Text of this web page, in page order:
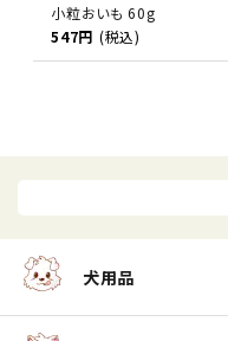
小粒おいも 60g
547円 (税込)
犬用品